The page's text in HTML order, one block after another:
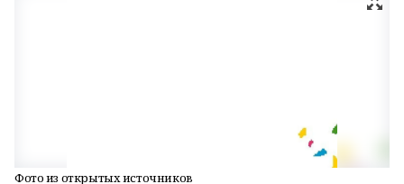
Фото из открытых источников